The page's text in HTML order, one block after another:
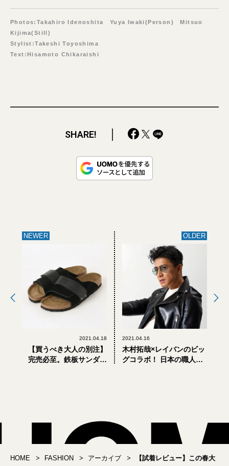
Photos:Takahiro Idenoshita Yuya Iwaki(Person) Mitsuo
Kijima(Still)
Stylist:Takeshi Toyoshima
Text:Hisamoto Chikaraishi
SHARE!
NEWER
2021.04.18
【買うべき大人の別注】
完売必至。鉄板サンダル
OLDER
2021.04.16
木村拓哉×レイバンのビッ
グコラボ！ 日本の職人に
HOME FASHION アーカイブ
【試着レビュー】この春大